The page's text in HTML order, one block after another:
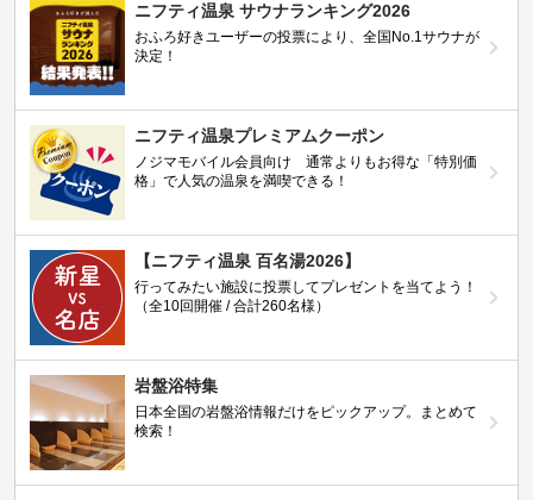
ニフティ温泉 サウナランキング2026
おふろ好きユーザーの投票により、全国No.1サウナが
決定！
ニフティ温泉プレミアムクーポン
ノジマモバイル会員向け 通常よりもお得な「特別価
格」で人気の温泉を満喫できる！
【ニフティ温泉 百名湯2026】
行ってみたい施設に投票してプレゼントを当てよう！
（全10回開催 / 合計260名様）
岩盤浴特集
日本全国の岩盤浴情報だけをピックアップ。まとめて
検索！